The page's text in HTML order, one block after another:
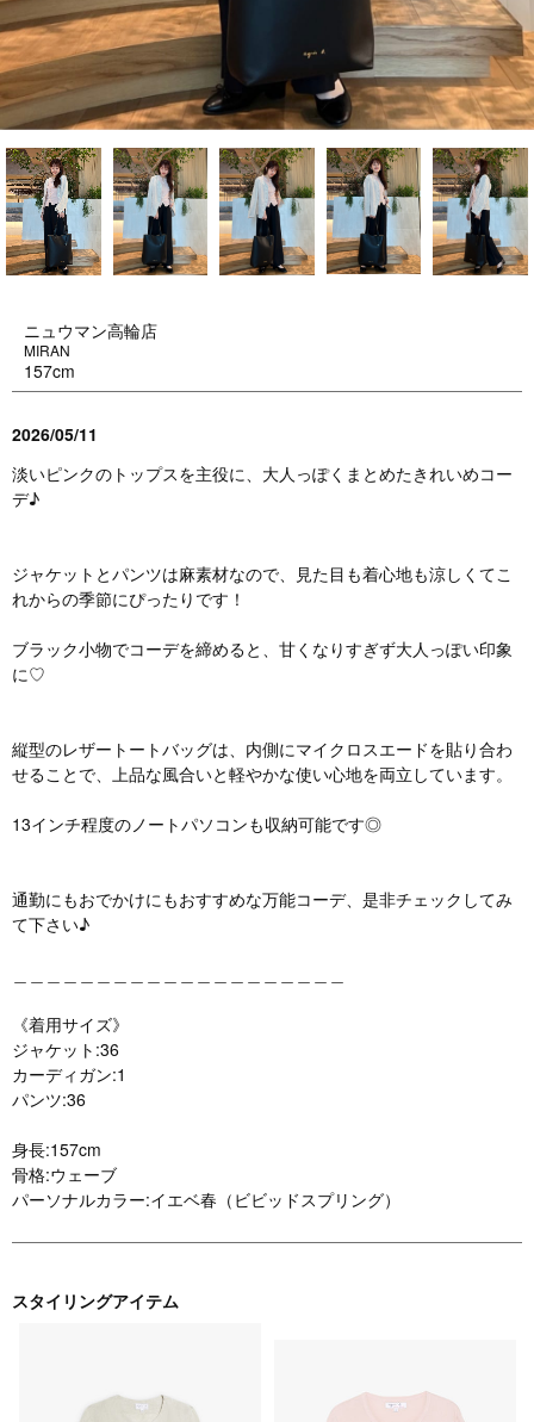
ニュウマン高輪店
MIRAN
157cm
2026/05/11
淡いピンクのトップスを主役に、大人っぽくまとめたきれいめコー
デ♪
ジャケットとパンツは麻素材なので、見た目も着心地も涼しくてこ
れからの季節にぴったりです！
ブラック小物でコーデを締めると、甘くなりすぎず大人っぽい印象
に♡
縦型のレザートートバッグは、内側にマイクロスエードを貼り合わ
せることで、上品な風合いと軽やかな使い心地を両立しています。
13インチ程度のノートパソコンも収納可能です◎
通勤にもおでかけにもおすすめな万能コーデ、是非チェックしてみ
て下さい♪
《着用サイズ》
ジャケット:36
カーディガン:1
パンツ:36
身長:157cm
骨格:ウェーブ
パーソナルカラー:イエベ春（ビビッドスプリング）
スタイリングアイテム